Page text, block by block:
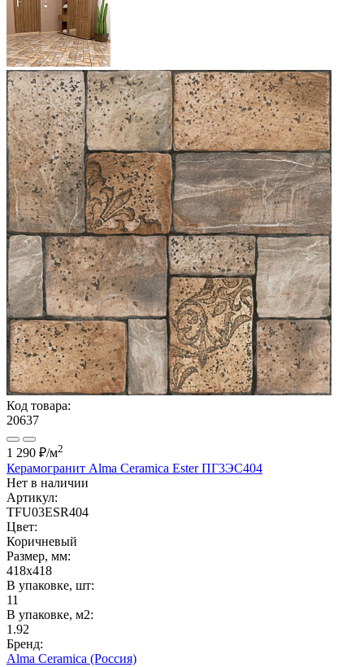
Код товара:
20637
1 290 ₽/м2
Керамогранит Alma Ceramica Ester ПГ3ЭС404
Нет в наличии
Артикул:
TFU03ESR404
Цвет:
Коричневый
Размер, мм:
418x418
В упаковке, шт:
11
В упаковке, м2:
1.92
Бренд:
Alma Ceramica (Россия)